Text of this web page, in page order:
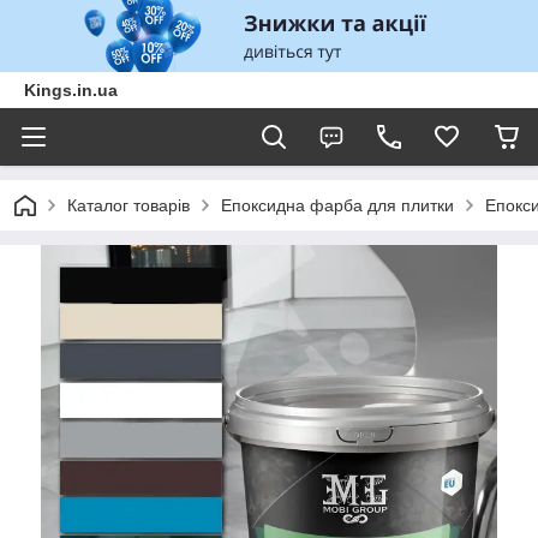
Kings.in.ua
Каталог товарів Епоксидна фарба для плитки